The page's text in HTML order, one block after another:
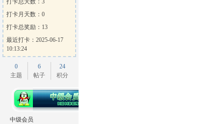
me
打卡总天数：3
打卡月天数：0
打卡总奖励：13
最近打卡：2025-06-17
10:13:24
0
主题
6
帖子
24
积分
中级会员